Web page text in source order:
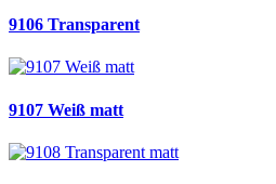
9106 Transparent
9107 Weiß matt